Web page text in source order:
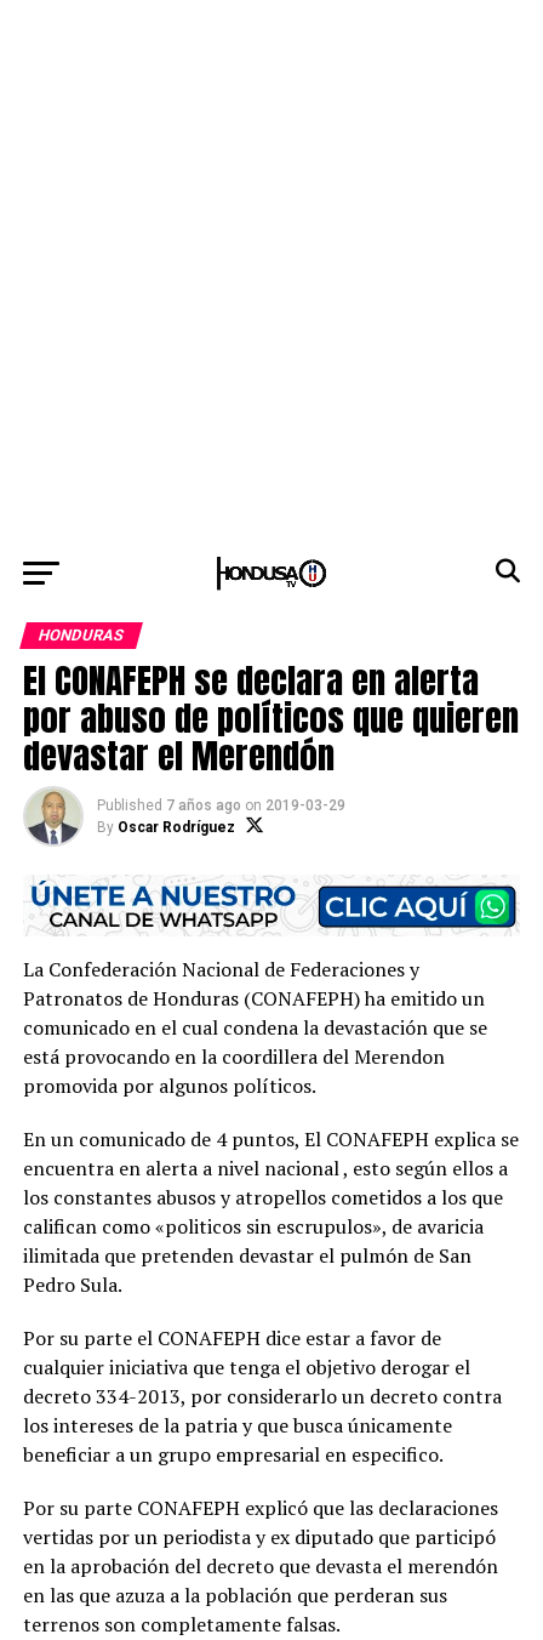
HONDURAS
El CONAFEPH se declara en alerta
por abuso de políticos que quieren
devastar el Merendón
Published 7 años ago on 2019-03-29
By Oscar Rodríguez
La Confederación Nacional de Federaciones y
Patronatos de Honduras (CONAFEPH) ha emitido un
comunicado en el cual condena la devastación que se
está provocando en la coordillera del Merendon
promovida por algunos políticos.
En un comunicado de 4 puntos, El CONAFEPH explica se
encuentra en alerta a nivel nacional , esto según ellos a
los constantes abusos y atropellos cometidos a los que
califican como «politicos sin escrupulos», de avaricia
ilimitada que pretenden devastar el pulmón de San
Pedro Sula.
Por su parte el CONAFEPH dice estar a favor de
cualquier iniciativa que tenga el objetivo derogar el
decreto 334-2013, por considerarlo un decreto contra
los intereses de la patria y que busca únicamente
beneficiar a un grupo empresarial en especifico.
Por su parte CONAFEPH explicó que las declaraciones
vertidas por un periodista y ex diputado que participó
en la aprobación del decreto que devasta el merendón
en las que azuza a la población que perderan sus
terrenos son completamente falsas.